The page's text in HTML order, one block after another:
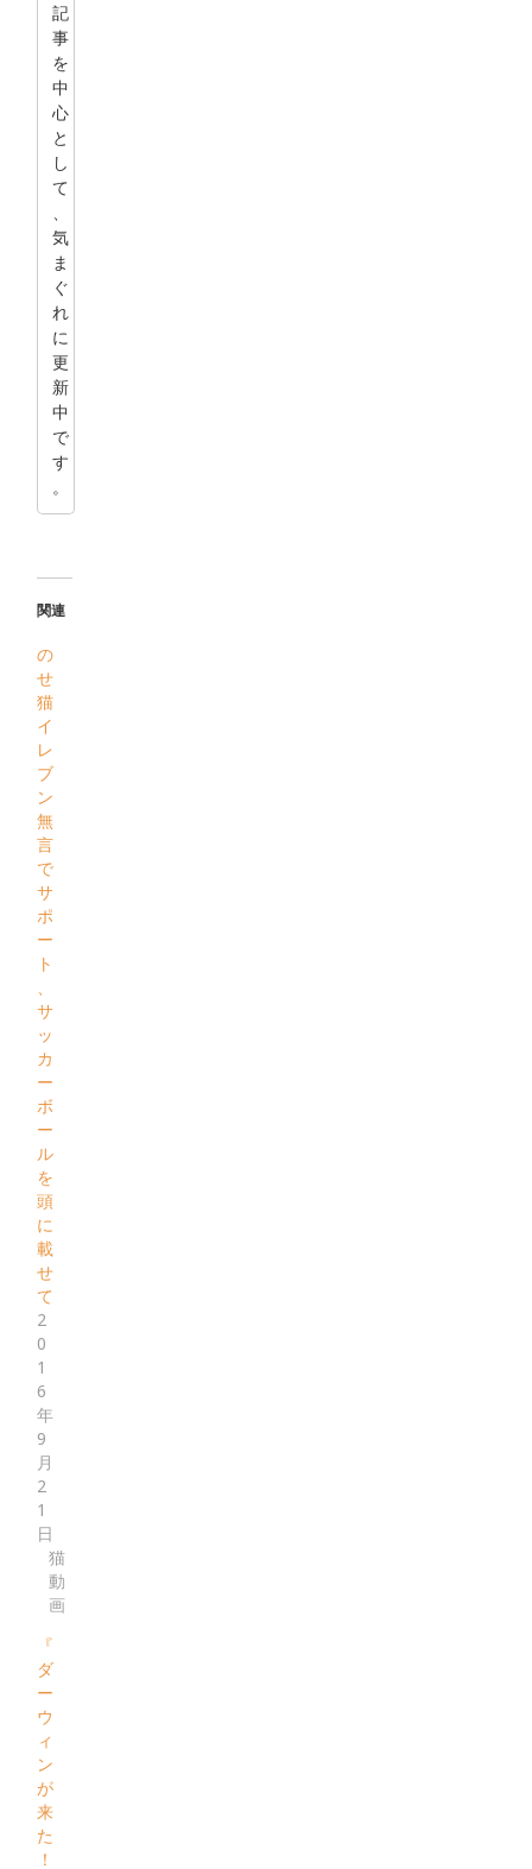
記
事
を
中
心
と
し
て
、
気
ま
ぐ
れ
に
更
新
中
で
す
。
関連
の
せ
猫
イ
レ
ブ
ン
無
言
で
サ
ポ
ー
ト
、
サ
ッ
カ
ー
ボ
ー
ル
を
頭
に
載
せ
て
2
0
1
6
年
9
月
2
1
日
猫
動
画
『
ダ
ー
ウ
ィ
ン
が
来
た
！